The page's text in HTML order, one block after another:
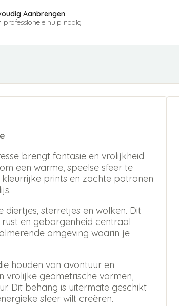
Aanbrengen
professionele hulp nodig
brengt fantasie en vrolijkheid
een warme, speelse sfeer te
prints en zachte patronen
sterretjes en wolken. Dit
en geborgenheid centraal
omgeving waarin je
houden van avontuur en
vrolijke geometrische vormen,
Dit behang is uitermate geschikt
sfeer wilt creëren.